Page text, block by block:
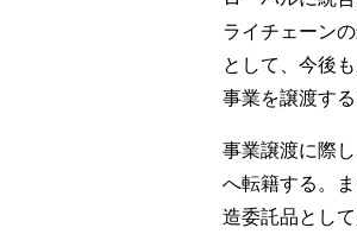
ライチェーン
として、今後
事業を譲渡す
事業譲渡に際
へ転籍する。
造委託品とし